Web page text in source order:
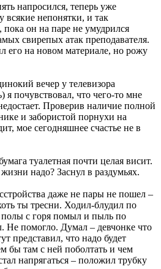
напросился, теперь уже
всякие непонятки, и так
пока он на паре не умудрился
свирепых атак преподавателя.
его на новом материале, но рожу
вечер у телевизора
я почувствовал, что чего-то мне
Проверив наличие полной
и забористой порнухи на
мое сегодняшнее счастье не в
туалетная почти целая висит.
надо? Заснул в раздумьях.
даже не пары не пошел –
ты тресни. Ходил-блудил по
с горя помыл и пыль по
Не помогло. Думал – девчонке что
представил, что надо будет
бы там с ней поболтать и чем
напрягаться – положил трубку